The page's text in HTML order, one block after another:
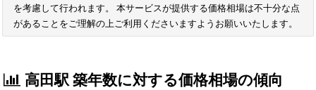
を考慮して行われます。 本サービスが提供する価格相場は不十分な点
があることをご理解の上ご利用くださいますようお願いいたします。
高田駅 築年数に対する価格相場の傾向